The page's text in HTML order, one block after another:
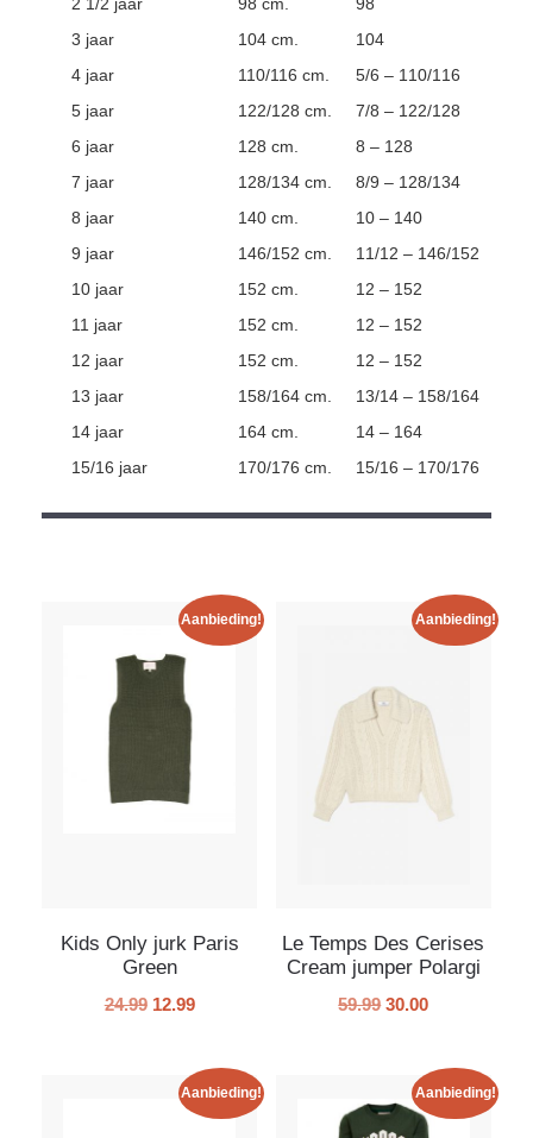
3 jaar
104 cm.
104
4 jaar
110/116 cm.
5/6 – 110/116
5 jaar
122/128 cm.
7/8 – 122/128
6 jaar
128 cm.
8 – 128
7 jaar
128/134 cm.
8/9 – 128/134
8 jaar
140 cm.
10 – 140
9 jaar
146/152 cm.
11/12 – 146/152
10 jaar
152 cm.
12 – 152
11 jaar
152 cm.
12 – 152
12 jaar
152 cm.
12 – 152
13 jaar
158/164 cm.
13/14 – 158/164
14 jaar
164 cm.
14 – 164
15/16 jaar
170/176 cm. 15/16 – 170/176
Aanbieding!
Kids Only jurk Paris
Green
24.99 12.99
Aanbieding!
Le Temps Des Cerises
Cream jumper Polargi
59.99 30.00
Aanbieding! Aanbieding!